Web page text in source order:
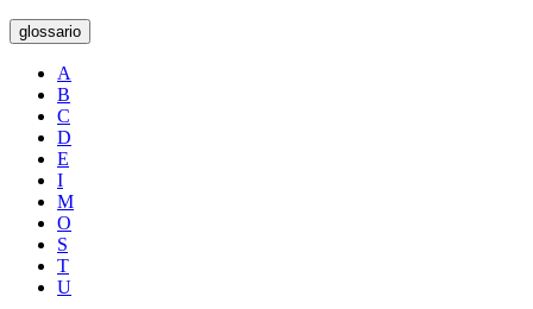
glossario
A
B
C
D
E
I
M
O
S
T
U